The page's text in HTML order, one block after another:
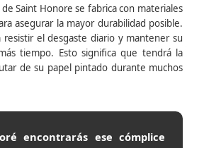
Saint Honore se fabrica con materiales
asegurar la mayor durabilidad posible.
resistir el desgaste diario y mantener su
tiempo. Esto significa que tendrá la
de su papel pintado durante muchos
encontrarás ese cómplice